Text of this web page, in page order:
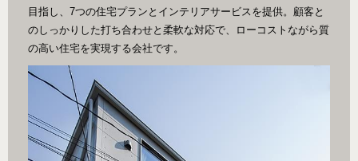
目指し、7つの住宅プランとインテリアサービスを提供。顧客と
のしっかりした打ち合わせと柔軟な対応で、ローコストながら質
の高い住宅を実現する会社です。